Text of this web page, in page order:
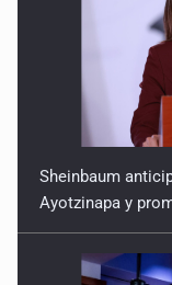
Sheinbaum
Ayotzinapa y